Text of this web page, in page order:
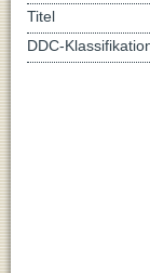
Titel
DDC-